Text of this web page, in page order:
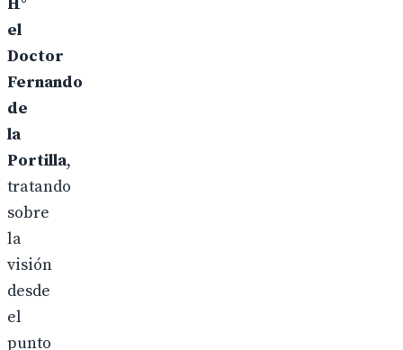
el
Doctor
Fernando
de
la
Portilla,
tratando
sobre
la
visión
desde
el
punto